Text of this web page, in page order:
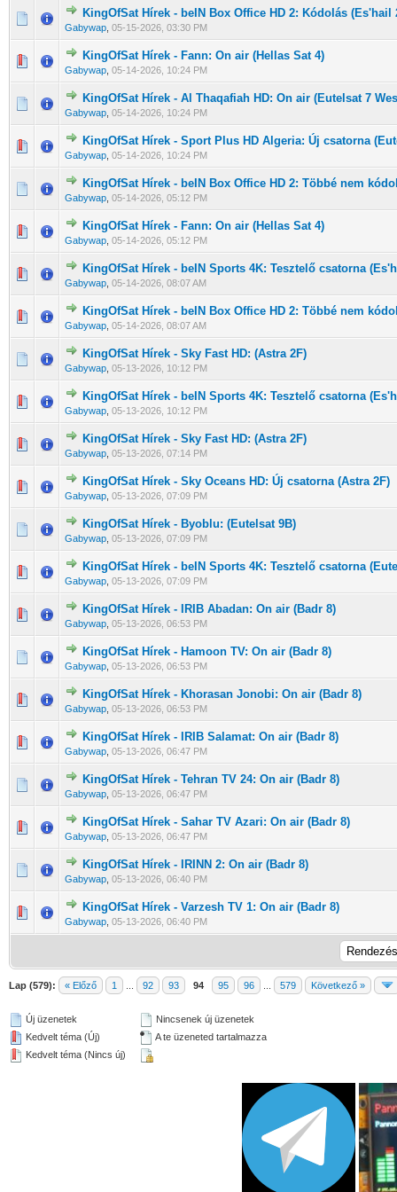
KingOfSat Hírek - beIN Box Office HD 2: Kódolás (Es'hail
Gabywap 05-15-2026, 03:30 PM
0 Szavazat - 0 / 5 átlagban
12 345
KingOfSat Hírek - Fann: On air (Hellas Sat 4)
Gabywap 05-14-2026, 10:24 PM
0 Szavazat - 0 / 5 átlagban
123 45
KingOfSat Hírek - Al Thaqafiah HD: On air (Eutelsat 7
Gabywap 05-14-2026, 10:24 PM
0 Szavazat - 0 / 5 átlagban
2345
KingOfSat Hírek - Sport Plus HD Algeria: Új csatorna
Gabywap 05-14-2026, 10:24 PM
0 Szavazat - 0 / 5 átlagban
12 3 4 5
KingOfSat Hírek - beIN Box Office HD 2: Többé nem
Gabywap 05-14-2026, 05:12 PM
0 Szavazat - 0 / 5 átlagban
12 345
KingOfSat Hírek - Fann: On air (Hellas Sat 4)
Gabywap 05-14-2026, 05:12 PM
0 Szavazat - 0 / 5 átlagban
123 45
KingOfSat Hírek - beIN Sports 4K: Tesztelő csatorna
Gabywap 05-14-2026, 08:07 AM
0 Szavazat - 0 / 5 átlagban
12 345
KingOfSat Hírek - beIN Box Office HD 2: Többé nem
Gabywap 05-14-2026, 08:07 AM
0 Szavazat - 0 / 5 átlagban
12 345
KingOfSat Hírek - Sky Fast HD: (Astra 2F)
Gabywap 05-13-2026, 10:12 PM
0 Szavazat - 0 / 5 átlagban
12345
KingOfSat Hírek - beIN Sports 4K: Tesztelő csatorna
Gabywap 05-13-2026, 10:12 PM
0 Szavazat - 0 / 5 átlagban
12 345
KingOfSat Hírek - Sky Fast HD: (Astra 2F)
Gabywap 05-13-2026, 07:14 PM
0 Szavazat - 0 / 5 átlagban
12345
KingOfSat Hírek - Sky Oceans HD: Új csatorna (Astra 2F)
Gabywap 05-13-2026, 07:09 PM
0 Szavazat - 0 / 5 átlagban
12345
KingOfSat Hírek - Byoblu: (Eutelsat 9B)
Gabywap 05-13-2026, 07:09 PM
0 Szavazat - 0 / 5 átlagban
12345
KingOfSat Hírek - beIN Sports 4K: Tesztelő csatorna
Gabywap 05-13-2026, 07:09 PM
0 Szavazat - 0 / 5 átlagban
12 345
KingOfSat Hírek - IRIB Abadan: On air (Badr 8)
Gabywap 05-13-2026, 06:53 PM
0 Szavazat - 0 / 5 átlagban
12 345
KingOfSat Hírek - Hamoon TV: On air (Badr 8)
Gabywap 05-13-2026, 06:53 PM
0 Szavazat - 0 / 5 átlagban
12345
KingOfSat Hírek - Khorasan Jonobi: On air (Badr 8)
Gabywap 05-13-2026, 06:53 PM
0 Szavazat - 0 / 5 átlagban
12345
KingOfSat Hírek - IRIB Salamat: On air (Badr 8)
Gabywap 05-13-2026, 06:47 PM
0 Szavazat - 0 / 5 átlagban
12 345
KingOfSat Hírek - Tehran TV 24: On air (Badr 8)
Gabywap 05-13-2026, 06:47 PM
0 Szavazat - 0 / 5 átlagban
1234 5
KingOfSat Hírek - Sahar TV Azari: On air (Badr 8)
Gabywap 05-13-2026, 06:47 PM
0 Szavazat - 0 / 5 átlagban
123 45
KingOfSat Hírek - IRINN 2: On air (Badr 8)
Gabywap 05-13-2026, 06:40 PM
0 Szavazat - 0 / 5 átlagban
123 45
KingOfSat Hírek - Varzesh TV 1: On air (Badr 8)
Gabywap 05-13-2026, 06:40 PM
0 Szavazat - 0 / 5 átlagban
12345
Lap (579): « Előző 1 92 93 94 95 96 579 Következő »
Új üzenetek
Kedvelt téma (Új)
Kedvelt téma (Nincs új)
Nincsenek új üzenetek
A te üzeneted tartalmazza